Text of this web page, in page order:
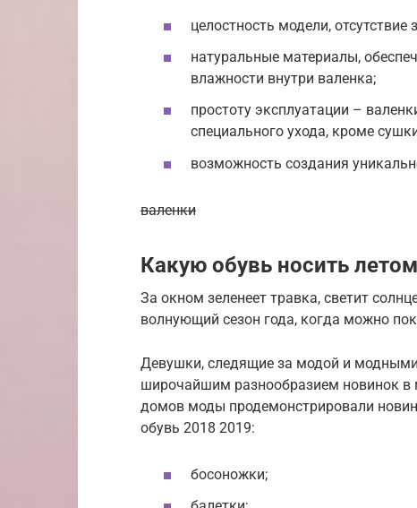
целостность модели,
натуральные материалы,
влажности внутри валенка;
простоту эксплуатации –
специального ухода, кроме
возможность создания
валенки
Какую обувь носить
За окном зеленеет травка, светит
волнующий сезон года, когда можно
Девушки, следящие за модой и
широчайшим разнообразием новинок
домов моды продемонстрировали
обувь 2018 2019:
босоножки;